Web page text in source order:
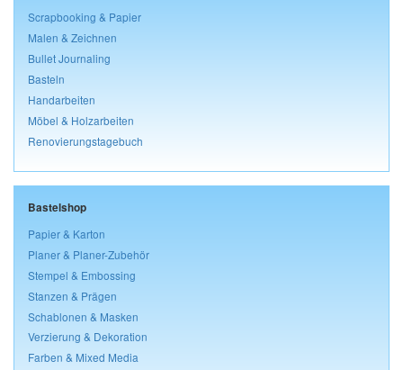
Scrapbooking & Papier
Malen & Zeichnen
Bullet Journaling
Basteln
Handarbeiten
Möbel & Holzarbeiten
Renovierungstagebuch
Bastelshop
Papier & Karton
Planer & Planer-Zubehör
Stempel & Embossing
Stanzen & Prägen
Schablonen & Masken
Verzierung & Dekoration
Farben & Mixed Media